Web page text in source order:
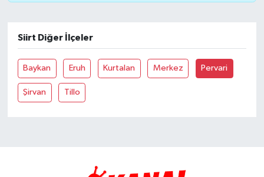
Siirt Diğer İlçeler
Baykan Eruh Kurtalan Merkez Pervari
Şirvan Tillo
TEKNOLOJİ
YAŞAM